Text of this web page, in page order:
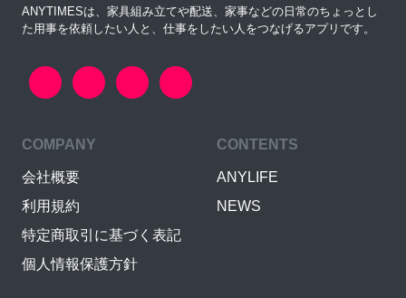
ANYTIMESは、家具組み立てや配送、家事などの日常のちょっとし
た用事を依頼したい人と、仕事をしたい人をつなげるアプリです。
COMPANY
会社概要
利用規約
特定商取引に基づく表記
個人情報保護方針
CONTENTS
ANYLIFE
NEWS